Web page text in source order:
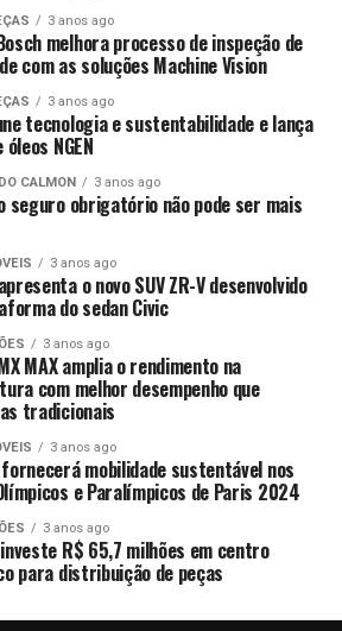
3 anos ago
melhora processo de inspeção de
com as soluções Machine Vision
3 anos ago
tecnologia e sustentabilidade e lança
NGEN
CALMON 3 anos ago
seguro obrigatório não pode ser mais
3 anos ago
o novo SUV ZR-V desenvolvido
do sedan Civic
3 anos ago
MAX amplia o rendimento na
com melhor desempenho que
tradicionais
3 anos ago
mobilidade sustentável nos
e Paralímpicos de Paris 2024
3 anos ago
R$ 65,7 milhões em centro
para distribuição de peças